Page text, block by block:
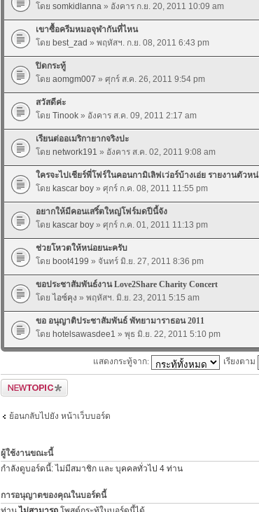
โดย somkidlanna » อังคาร ก.ย. 20, 2011 10:09 am
เขาซื้อครีมหมอจุฬากันที่ไหน
โดย best_zad » พฤหัสฯ. ก.ย. 08, 2011 6:43 pm
ปิดกระทู้
โดย aomgm007 » ศุกร์ ส.ค. 26, 2011 9:54 pm
สวัสดีค่ะ
โดย Tinook » อังคาร ส.ค. 09, 2011 2:17 am
เรียนต่ออเมริกายากจริงปะ
โดย network191 » อังคาร ส.ค. 02, 2011 9:08 am
ใครจะไปเชียร์พี่โฟร์ในคอนกามิเลิฟเว่อร์บ้างเอ่ย รายงานตัวหน่
โดย kascar boy » ศุกร์ ก.ค. 08, 2011 11:55 pm
อยากให้มีคอนเสริ์ตใหญ่โฟร์มดปีนี้จัง
โดย kascar boy » ศุกร์ ก.ค. 01, 2011 11:13 pm
ช่วยโหวตให้หน่อยนะครับ
โดย boot4199 » จันทร์ มิ.ย. 27, 2011 8:36 pm
ขอประชาสัมพันธ์งาน Love2Share Charity Concert
โดย ไอซ์คุง » พฤหัสฯ. มิ.ย. 23, 2011 5:15 am
ขอ อนุญาติประชาสัมพันธ์ พัทยามาราธอน 2011
โดย hotelsawasdee1 » พุธ มิ.ย. 22, 2011 5:10 pm
แสดงกระทู้จาก: เรียงตาม
ตั้งกระทู้ใหม่
ย้อนกลับไปยัง หน้าเว็บบอร์ด
ผู้ใช้งานขณะนี้
กำลังดูบอร์ดนี้: ไม่มีสมาชิก และ บุคคลทั่วไป 4 ท่าน
การอนุญาตของคุณในบอร์ดนี้